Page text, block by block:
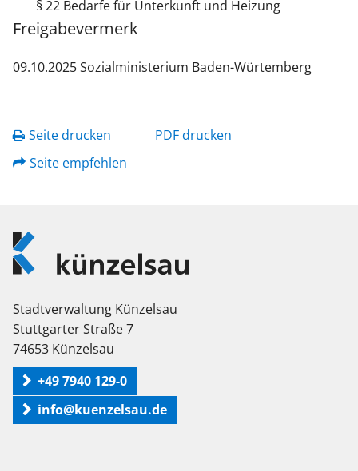
§ 22 Bedarfe für Unterkunft und Heizung
Freigabevermerk
09.10.2025 Sozialministerium Baden-Würtemberg
Seite drucken
PDF drucken
Seite empfehlen
Logo
Künzelsau
Stadtverwaltung Künzelsau
Stuttgarter Straße 7
74653 Künzelsau
+49 7940 129-0
info@kuenzelsau.de